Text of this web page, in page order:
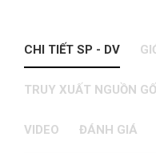
CHI TIẾT SP - DV
TRUY XUẤT NGUỒN
VIDEO ĐÁNH GIÁ